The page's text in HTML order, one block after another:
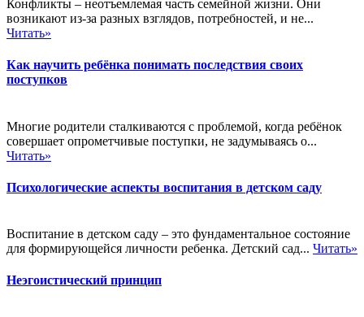
Конфликты – неотъемлемая часть семейной жизни. Они
возникают из-за разных взглядов, потребностей, и не...
Читать»
Как научить ребёнка понимать последствия своих
поступков
Многие родители сталкиваются с проблемой, когда ребёнок
совершает опрометчивые поступки, не задумываясь о...
Читать»
Психологические аспекты воспитания в детском саду
Воспитание в детском саду – это фундаментальное состояние
для формирующейся личности ребенка. Детский сад... Читать»
Неэгоистический принцип